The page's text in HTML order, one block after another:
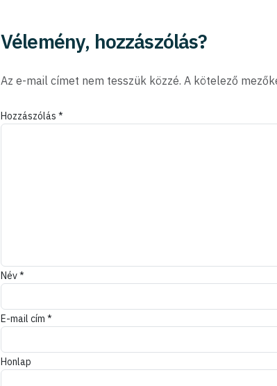
Vélemény, hozzászólás?
Az e-mail címet nem tesszük közzé. A kötelező
Hozzászólás *
Név*
E-mail cím *
Honlap